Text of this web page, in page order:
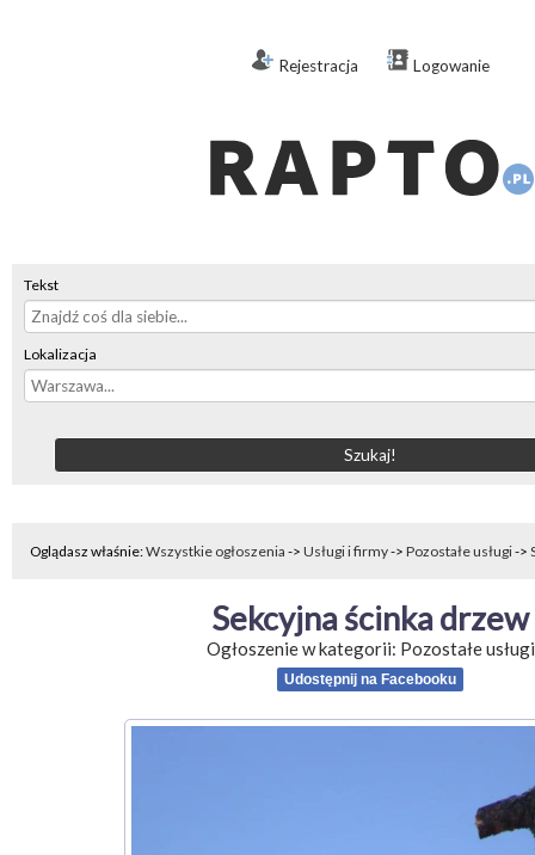
Rejestracja Logowanie
Tekst
Lokalizacja
Oglądasz właśnie:Wszystkie ogłoszenia -> Usługi i firmy-> Pozostałe usługi->
Sekcyjna ścinka drzew
Ogłoszenie w kategorii: Pozostałe usługi
Udostępnij na Facebooku